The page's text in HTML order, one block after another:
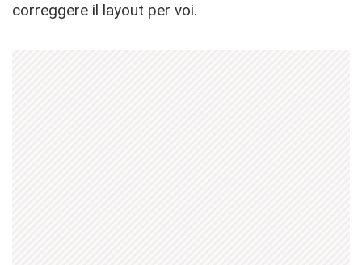
correggere il layout per voi.